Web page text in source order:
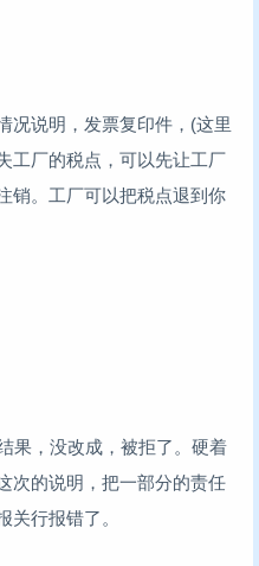
况说明，发票复印件，(这里
工厂的税点，可以先让工厂
销。工厂可以把税点退到你
果，没改成，被拒了。硬着
次的说明，把一部分的责任
关行报错了。